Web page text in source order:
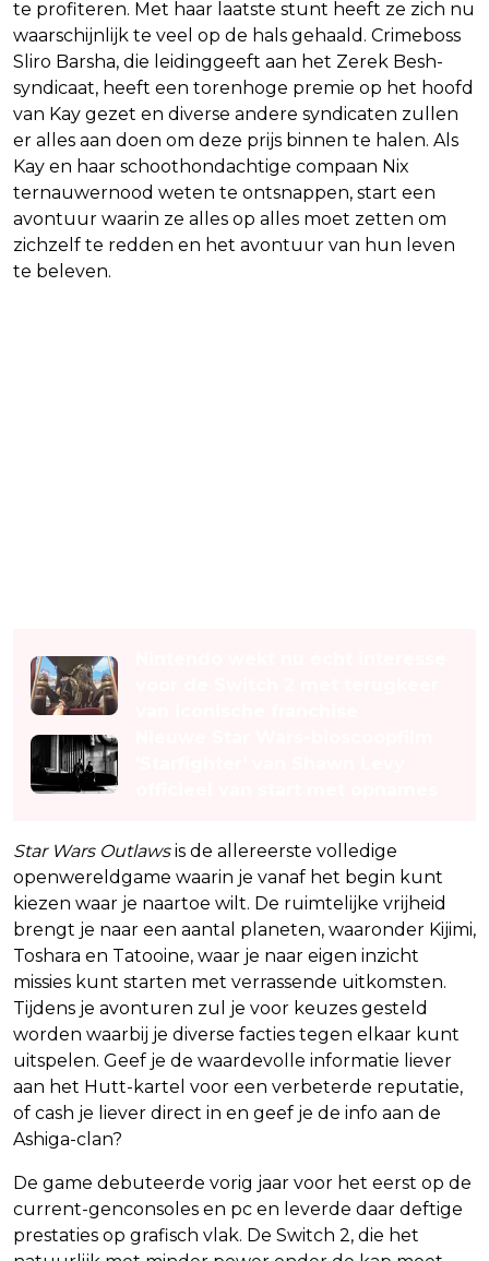
te profiteren. Met haar laatste stunt heeft ze zich nu
waarschijnlijk te veel op de hals gehaald. Crimeboss
Sliro Barsha, die leidinggeeft aan het Zerek Besh-
syndicaat, heeft een torenhoge premie op het hoofd
van Kay gezet en diverse andere syndicaten zullen
er alles aan doen om deze prijs binnen te halen. Als
Kay en haar schoothondachtige compaan Nix
ternauwernood weten te ontsnappen, start een
avontuur waarin ze alles op alles moet zetten om
zichzelf te redden en het avontuur van hun leven
te beleven.
Star Wars Outlawsis de allereerste volledige
openwereldgame waarin je vanaf het begin kunt
kiezen waar je naartoe wilt. De ruimtelijke vrijheid
brengt je naar een aantal planeten, waaronder Kijimi,
Toshara en Tatooine, waar je naar eigen inzicht
missies kunt starten met verrassende uitkomsten.
Tijdens je avonturen zul je voor keuzes gesteld
worden waarbij je diverse facties tegen elkaar kunt
uitspelen. Geef je de waardevolle informatie liever
aan het Hutt-kartel voor een verbeterde reputatie,
of cash je liever direct in en geef je de info aan de
Ashiga-clan?
De game debuteerde vorig jaar voor het eerst op de
current-genconsoles en pc en leverde daar deftige
prestaties op grafisch vlak. De Switch 2, die het